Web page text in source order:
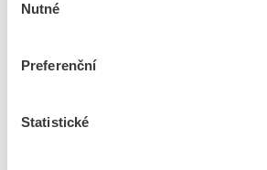
souhlasu
Nutné
Preferenční
Statistické